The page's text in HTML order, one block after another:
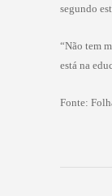
segundo
“Não tem
está na
Fonte: